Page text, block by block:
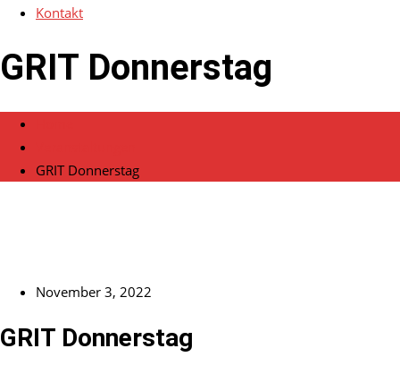
Kontakt
GRIT Donnerstag
GRIT Donnerstag
November 3, 2022
GRIT Donnerstag